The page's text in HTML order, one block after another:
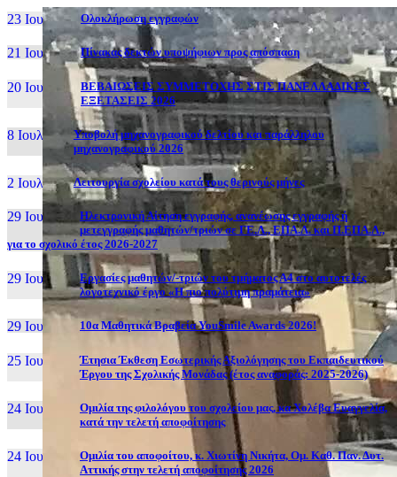
23 Ιουλ, 26 Ολοκλήρωση εγγραφών
21 Ιουλ, 26 Πίνακας δεκτών υποψήφιων προς απόσπαση
20 Ιουλ, 26
ΒΕΒΑΙΩΣΕΙΣ ΣΥΜΜΕΤΟΧΗΣ ΣΤΙΣ ΠΑΝΕΛΛΑΔΙΚΕΣ
ΕΞΕΤΑΣΕΙΣ 2026
8 Ιουλ, 26
Υποβολή μηχανογραφικού δελτίου και παράλληλου
μηχανογραφικού 2026
2 Ιουλ, 26 Λειτουργία σχολείου κατά τους θερινούς μήνες
29 Ιουν, 26
Ηλεκτρονική Αίτηση εγγραφής, ανανέωσης εγγραφής ή
μετεγγραφής μαθητών/τριών σε ΓΕ.Λ., ΕΠΑ.Λ. και Π.ΕΠΑ.Λ.,
για το σχολικό έτος 2026-2027
29 Ιουν, 26
Εργασίες μαθητών/-τριών του τμήματος Α4 στο αυτοτελές
λογοτεχνικό έργο «Η πιο πολύτιμη πραμάτεια»
29 Ιουν, 26 10α Μαθητικά Βραβεία YouSmile Awards 2026!
25 Ιουν, 26
Έτησια Έκθεση Εσωτερικής Αξιολόγησης του Εκπαιδευτικού
Έργου της Σχολικής Μονάδας (έτος αναφοράς: 2025-2026)
24 Ιουν, 26
Ομιλία της φιλολόγου του σχολείου μας, κα Χολέβα Ευαγγελία,
κατά την τελετή αποφοίτησης
24 Ιουν, 26
Ομιλία του αποφοίτου, κ. Χιωτίνη Νικήτα, Ομ. Καθ. Παν. Δυτ.
Αττικής στην τελετή αποφοίτησης 2026